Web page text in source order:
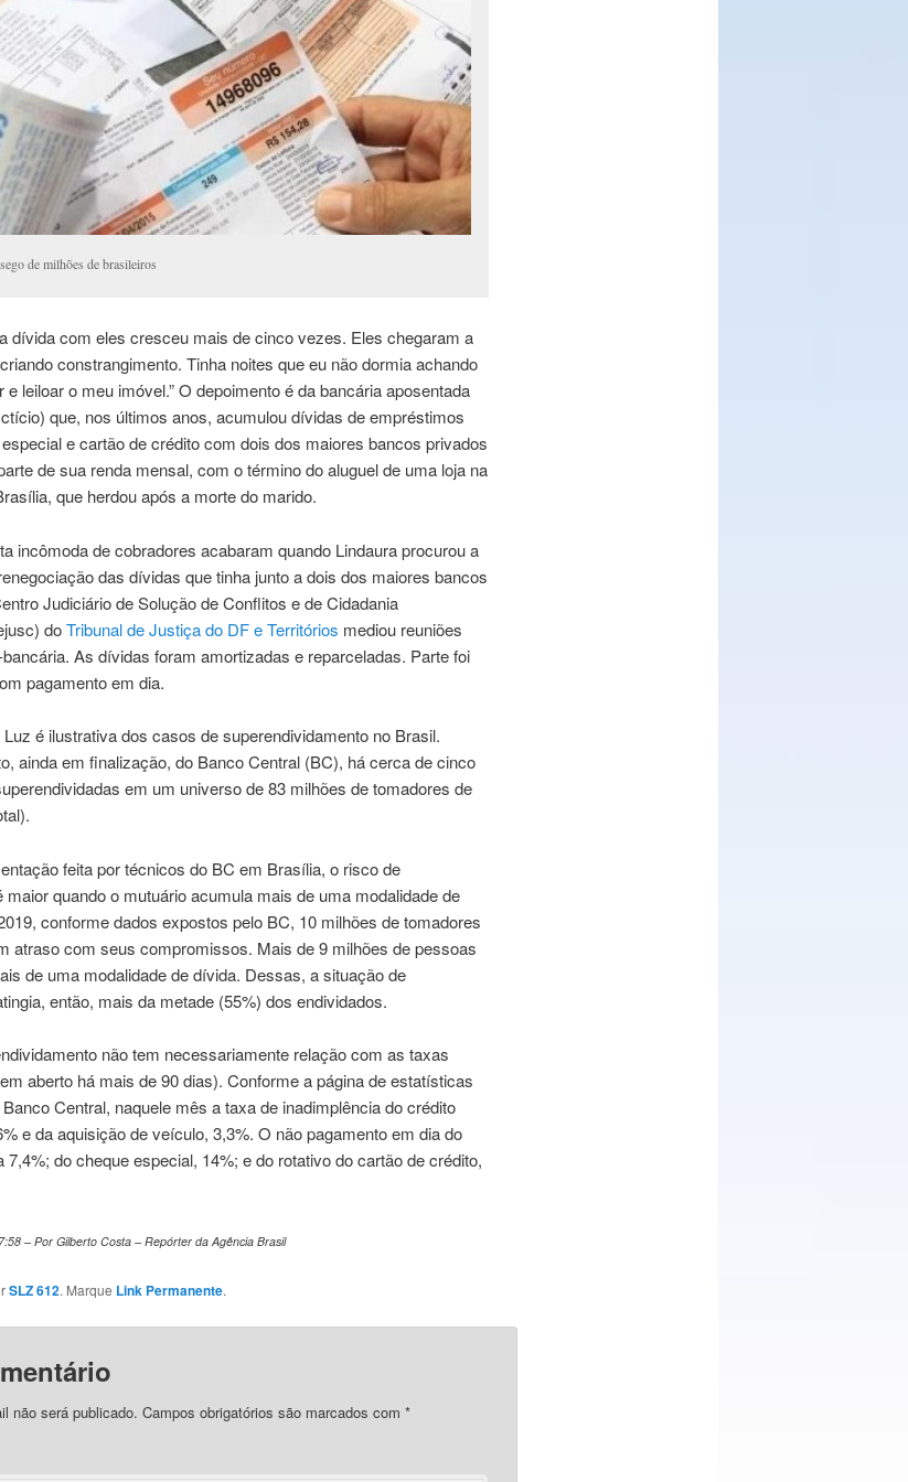
de milhões de brasileiros
dívida com eles cresceu mais de cinco vezes. Eles chegaram a
constrangimento. Tinha noites que eu não dormia achando
e leiloar o meu imóvel.” O depoimento é da bancária aposentada
que, nos últimos anos, acumulou dívidas de empréstimos
e cartão de crédito com dois dos maiores bancos privados
de sua renda mensal, com o término do aluguel de uma loja na
que herdou após a morte do marido.
incômoda de cobradores acabaram quando Lindaura procurou a
das dívidas que tinha junto a dois dos maiores bancos
Judiciário de Solução de Conflitos e de Cidadania
doTribunal de Justiça do DF e Territórios mediou reuniões
As dívidas foram amortizadas e reparceladas. Parte foi
pagamento em dia.
é ilustrativa dos casos de superendividamento no Brasil.
ainda em finalização, do Banco Central (BC), há cerca de cinco
em um universo de 83 milhões de tomadores de
feita por técnicos do BC em Brasília, o risco de
maior quando o mutuário acumula mais de uma modalidade de
conforme dados expostos pelo BC, 10 milhões de tomadores
atraso com seus compromissos. Mais de 9 milhões de pessoas
de uma modalidade de dívida. Dessas, a situação de
então, mais da metade (55%) dos endividados.
não tem necessariamente relação com as taxas
aberto há mais de 90 dias). Conforme a página de estatísticas
Central, naquele mês a taxa de inadimplência do crédito
e da aquisição de veículo, 3,3%. O não pagamento em dia do
7,4%; do cheque especial, 14%; e do rotativo do cartão de crédito,
– Por Gilberto Costa – Repórter da Agência Brasil
SLZ 612. Marque Link Permanente.
não será publicado. Campos obrigatórios são marcados com *